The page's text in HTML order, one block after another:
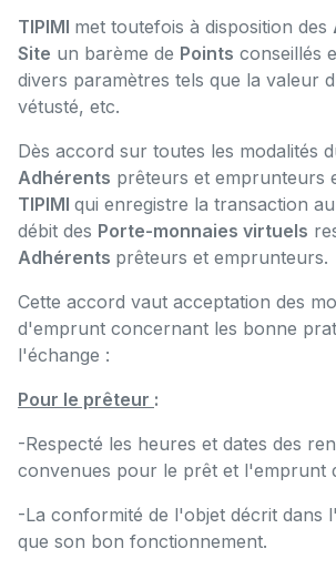
TIPIMI met toutefois à disposition des
Site un barème de Points conseillés
divers paramètres tels que la valeur
vétusté, etc.
Dès accord sur toutes les modalités
Adhérents prêteurs et emprunteurs
TIPIMI qui enregistre la transaction
débit des Porte-monnaies virtuels
Adhérents prêteurs et emprunteurs.
Cette accord vaut acceptation des
d'emprunt concernant les bonne
l'échange :
Pour le prêteur :
-Respecté les heures et dates des
convenues pour le prêt et l'emprunt
-La conformité de l'objet décrit dans
que son bon fonctionnement.